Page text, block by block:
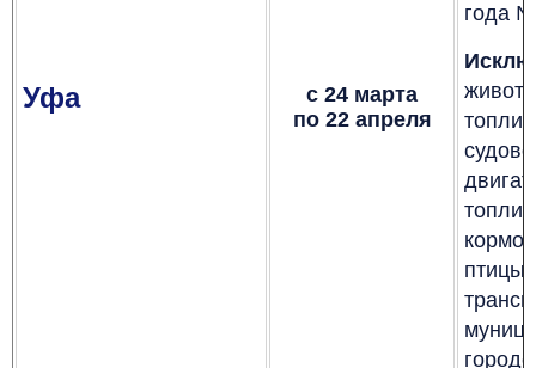
Уфа
с 24 марта
по 22 апреля
года